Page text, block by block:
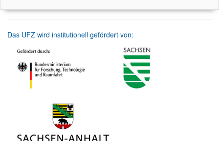
Das UFZ wird institutionell gefördert von: